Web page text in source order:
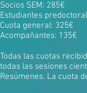
Socios SEM: 285€
Estudiantes
Cuota general: 325€
Acompañantes: 135€
Todas las cuotas
todas las sesiones
Resúmenes. La cuota